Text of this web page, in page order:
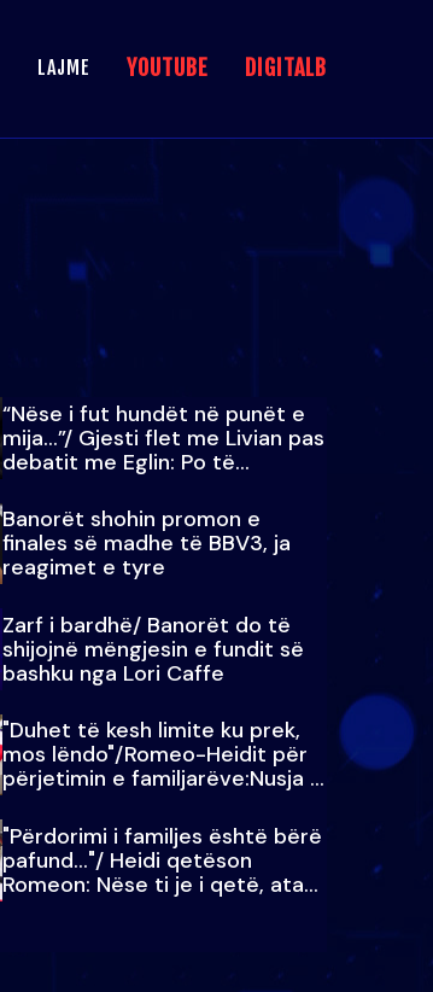
LAJME YOUTUBE DIGITALB
“Nëse i fut hundët në punët e
mija…”/ Gjesti flet me Livian pas
debatit me Eglin: Po të
paralajmëroj
Banorët shohin promon e
finales së madhe të BBV3, ja
reagimet e tyre
Zarf i bardhë/ Banorët do të
shijojnë mëngjesin e fundit së
bashku nga Lori Caffe
"Duhet të kesh limite ku prek,
mos lëndo"/Romeo-Heidit për
përjetimin e familjarëve:Nusja e
Julit…
"Përdorimi i familjes është bërë
pafund…"/ Heidi qetëson
Romeon: Nëse ti je i qetë, ata
qetësohen